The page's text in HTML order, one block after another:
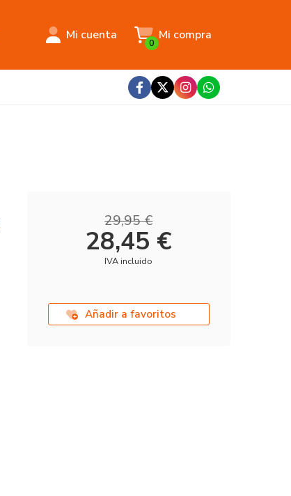
Mi cuenta Mi compra
0
29,95 €
28,45 €
IVA incluido
Añadir a favoritos